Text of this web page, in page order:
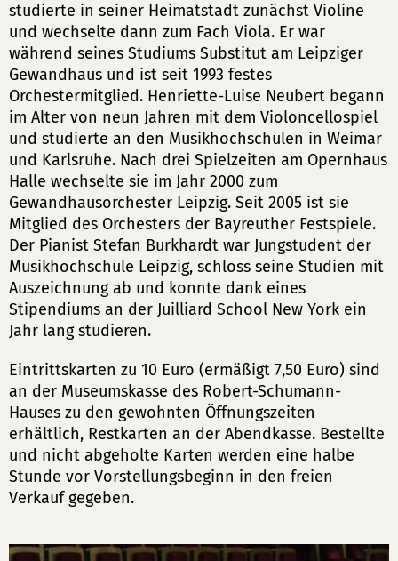
studierte in seiner Heimatstadt zunächst Violine
und wechselte dann zum Fach Viola. Er war
während seines Studiums Substitut am Leipziger
Gewandhaus und ist seit 1993 festes
Orchestermitglied. Henriette-Luise Neubert begann
im Alter von neun Jahren mit dem Violoncellospiel
und studierte an den Musikhochschulen in Weimar
und Karlsruhe. Nach drei Spielzeiten am Opernhaus
Halle wechselte sie im Jahr 2000 zum
Gewandhausorchester Leipzig. Seit 2005 ist sie
Mitglied des Orchesters der Bayreuther Festspiele.
Der Pianist Stefan Burkhardt war Jungstudent der
Musikhochschule Leipzig, schloss seine Studien mit
Auszeichnung ab und konnte dank eines
Stipendiums an der Juilliard School New York ein
Jahr lang studieren.
Eintrittskarten zu 10 Euro (ermäßigt 7,50 Euro) sind
an der Museumskasse des Robert-Schumann-
Hauses zu den gewohnten Öffnungszeiten
erhältlich, Restkarten an der Abendkasse. Bestellte
und nicht abgeholte Karten werden eine halbe
Stunde vor Vorstellungsbeginn in den freien
Verkauf gegeben.